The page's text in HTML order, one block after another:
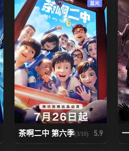
51
蓝光
茶啊二中 第六季(3/10) 5.9